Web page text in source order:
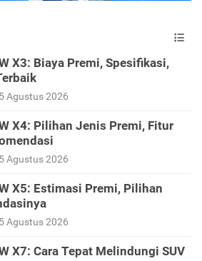
X3: Biaya Premi, Spesifikasi,
5 Agustus 2026
X4: Pilihan Jenis Premi, Fitur
5 Agustus 2026
X5: Estimasi Premi, Pilihan
5 Agustus 2026
X7: Cara Tepat Melindungi SUV